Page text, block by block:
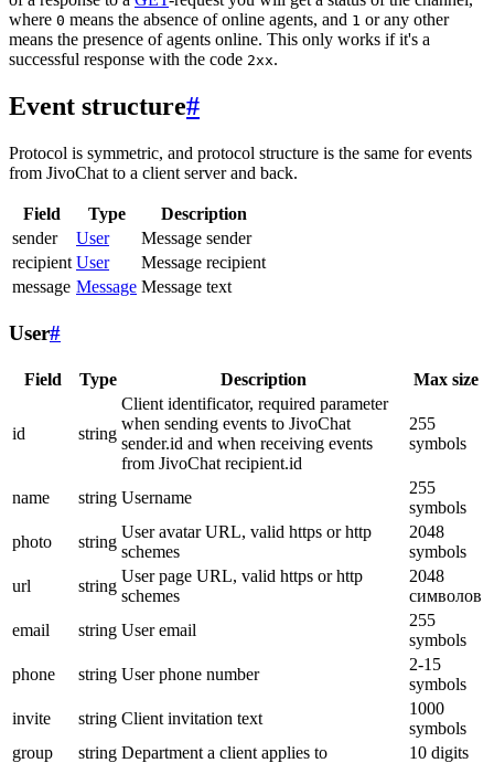
where 0 means the absence of online agents, and 1 or any other
means the presence of agents online. This only works if it's a
successful response with the code 2xx.
Event structure#
Protocol is symmetric, and protocol structure is the same for events
from JivoChat to a client server and back.
Field Type
Description
sender
User
Message sender
recipient User
Message recipient
message Message Message text
User#
Field Type Description Max size
id string
Client identificator, required parameter
when sending events to JivoChat
sender.id and when receiving events
from JivoChat recipient.id
255
symbols
name string Username
255
symbols
photo
string
User avatar URL, valid https or http
schemes
2048
symbols
url
string
User page URL, valid https or http
schemes
2048
символов
email
string User email
255
symbols
phone
string User phone number
2-15
symbols
invite
string Client invitation text
1000
symbols
group
string Department a client applies to
10 digits